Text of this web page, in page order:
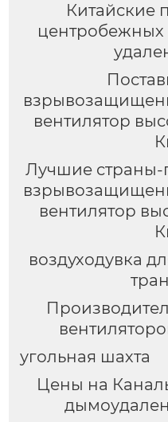
Китайские
центробежных
вентилятор
Лучшие страны-
вентилятор
воздуходувка
угольная шахта
Цены на